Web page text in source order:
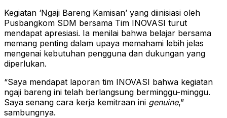
Kegiatan ‘Ngaji Bareng Kamisan’ yang diinisiasi oleh
Pusbangkom SDM bersama Tim INOVASI turut
mendapat apresiasi. Ia menilai bahwa belajar bersama
memang penting dalam upaya memahami lebih jelas
mengenai kebutuhan pengguna dan dukungan yang
diperlukan.
“Saya mendapat laporan tim INOVASI bahwa kegiatan
ngaji bareng ini telah berlangsung berminggu-minggu.
Saya senang cara kerja kemitraan ini genuine,”
sambungnya.